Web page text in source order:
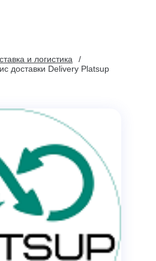
и логистика
доставки Delivery Platsup